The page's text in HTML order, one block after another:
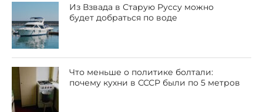
Из Взвада в Старую Руссу можно
будет добраться по воде
Что меньше о политике болтали:
почему кухни в СССР были по 5 метров